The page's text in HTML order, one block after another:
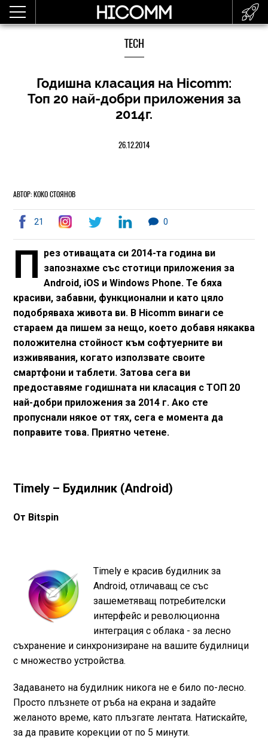
TECH
Годишна класация на Hicomm:
Топ 20 най-добри приложения за
2014г.
26.12.2014
АВТОР: КОКО СТОЯНОВ
21 0
П рез отиващата си 2014-та година ви
запознахме със стотици приложения за
Android, iOS и Windows Phone. Те бяха
красиви, забавни, функционални и като цяло
подобряваха живота ви. В Hicomm винаги се
стараем да пишем за нещо, което добавя някаква
положителна стойност към софтуерните ви
изживявания, когато използвате своите
смартфони и таблети. Затова сега ви
предоставяме годишната ни класация с ТОП 20
най-добри приложения за 2014 г. Ако сте
пропуснали някое от тях, сега е момента да
поправите това. Приятно четене.
Timely – Будилник (Android)
От Bitspin
Timely е красив будилник за
Android, отличаващ се със
зашеметяващ потребителски
интерфейс и революционна
интеграция с облака - за лесно
съхранение и синхронизиране на вашите будилници
с множество устройства.
Задаването на будилник никога не е било по-лесно.
Просто плъзнете от ръба на екрана и задайте
желаното време, като плъзгате лентата. Натискайте,
за да правите корекции от по 5 минути.